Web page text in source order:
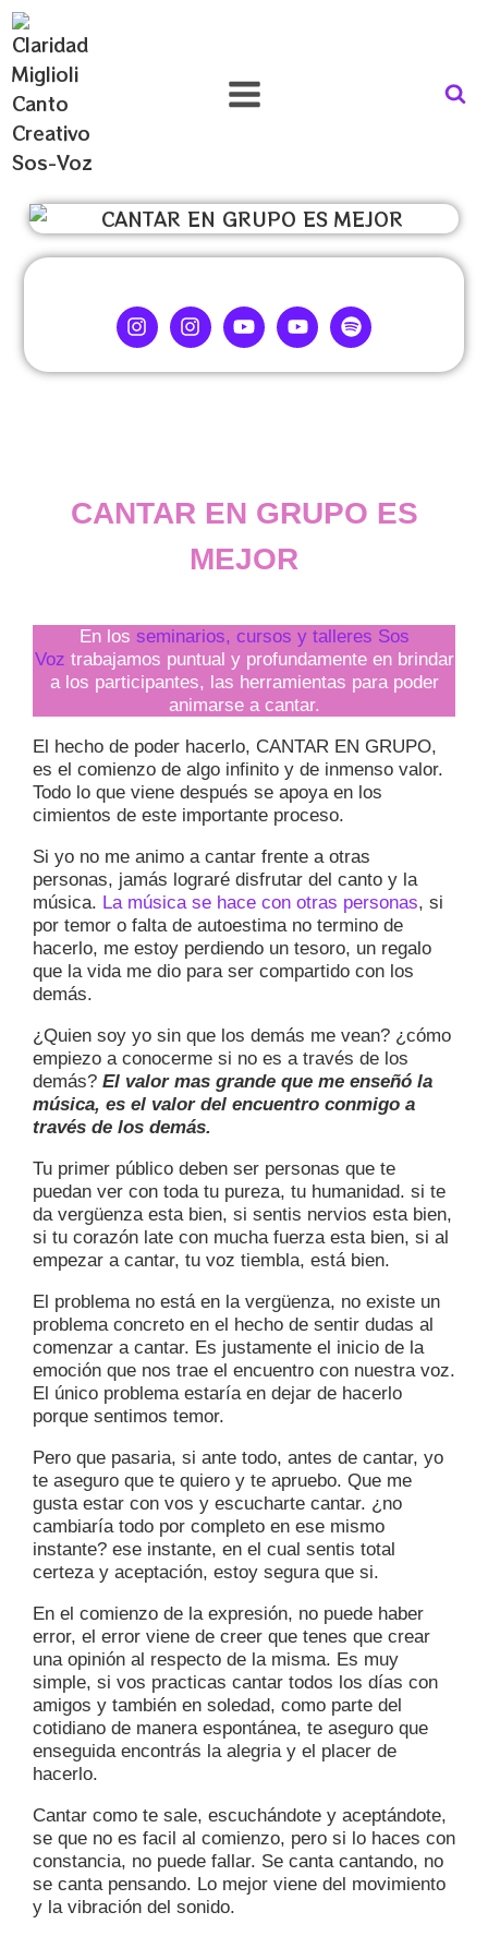
CANTAR EN GRUPO ES
MEJOR
En los seminarios, cursos y talleres Sos
Voz trabajamos puntual y profundamente en brindar
a los participantes, las herramientas para poder
animarse a cantar.
El hecho de poder hacerlo, CANTAR EN GRUPO,
es el comienzo de algo infinito y de inmenso valor.
Todo lo que viene después se apoya en los
cimientos de este importante proceso.
Si yo no me animo a cantar frente a otras
personas, jamás lograré disfrutar del canto y la
música. La música se hace con otras personas, si
por temor o falta de autoestima no termino de
hacerlo, me estoy perdiendo un tesoro, un regalo
que la vida me dio para ser compartido con los
demás.
¿Quien soy yo sin que los demás me vean? ¿cómo
empiezo a conocerme si no es a través de los
demás? El valor mas grande que me enseñó la
música, es el valor del encuentro conmigo a
través de los demás.
Tu primer público deben ser personas que te
puedan ver con toda tu pureza, tu humanidad. si te
da vergüenza esta bien, si sentis nervios esta bien,
si tu corazón late con mucha fuerza esta bien, si al
empezar a cantar, tu voz tiembla, está bien.
El problema no está en la vergüenza, no existe un
problema concreto en el hecho de sentir dudas al
comenzar a cantar. Es justamente el inicio de la
emoción que nos trae el encuentro con nuestra voz.
El único problema estaría en dejar de hacerlo
porque sentimos temor.
Pero que pasaria, si ante todo, antes de cantar, yo
te aseguro que te quiero y te apruebo. Que me
gusta estar con vos y escucharte cantar. ¿no
cambiaría todo por completo en ese mismo
instante? ese instante, en el cual sentis total
certeza y aceptación, estoy segura que si.
En el comienzo de la expresión, no puede haber
error, el error viene de creer que tenes que crear
una opinión al respecto de la misma. Es muy
simple, si vos practicas cantar todos los días con
amigos y también en soledad, como parte del
cotidiano de manera espontánea, te aseguro que
enseguida encontrás la alegria y el placer de
hacerlo.
Cantar como te sale, escuchándote y aceptándote,
se que no es facil al comienzo, pero si lo haces con
constancia, no puede fallar. Se canta cantando, no
se canta pensando. Lo mejor viene del movimiento
y la vibración del sonido.